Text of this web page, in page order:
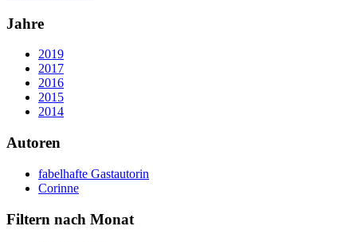
Jahre
2019
2017
2016
2015
2014
Autoren
fabelhafte Gastautorin
Corinne
Filtern nach Monat